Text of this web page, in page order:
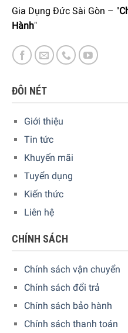
làm cho cuộc sống hàng
hơn. Thiết bị được nối
bộ định tuyến mạng WLAN
Máy giặt Miele WCG370
Gia Dụng Đức Sài Gòn – "
Hành"
ĐÔI NÉT
Giới thiệu
Tin tức
Khuyến mãi
Tuyển dụng
Kiến thức
Liên hệ
CHÍNH SÁCH
Chính sách vận chuyển
Chính sách đổi trả
Chính sách bảo hành
Chính sách thanh toán